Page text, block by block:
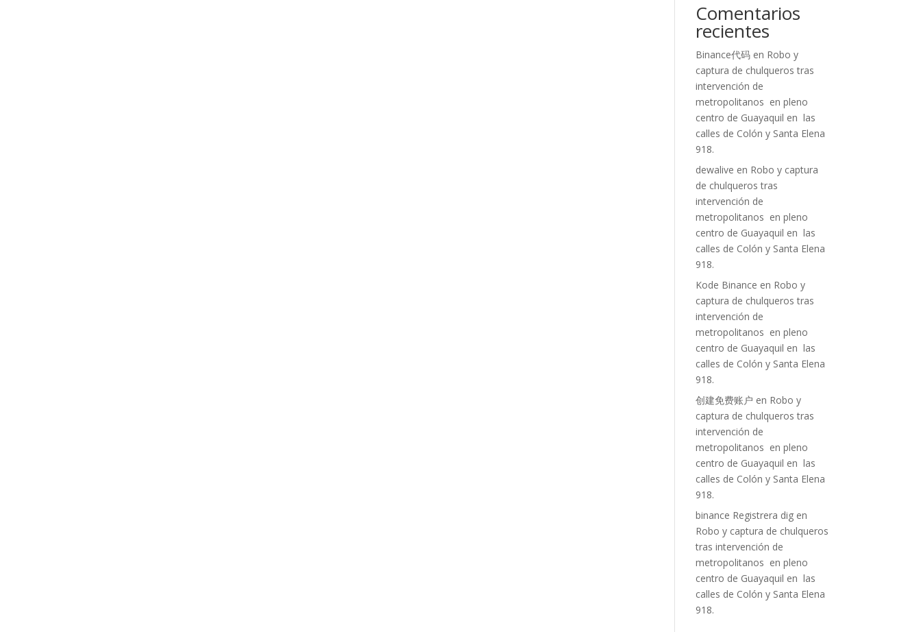
Comentarios
recientes
Binance代码 en Robo y
captura de chulqueros tras
intervención de
metropolitanos en pleno
centro de Guayaquil en las
calles de Colón y Santa Elena
918.
dewalive en Robo y captura
de chulqueros tras
intervención de
metropolitanos en pleno
centro de Guayaquil en las
calles de Colón y Santa Elena
918.
Kode Binance en Robo y
captura de chulqueros tras
intervención de
metropolitanos en pleno
centro de Guayaquil en las
calles de Colón y Santa Elena
918.
创建免费账户 en Robo y
captura de chulqueros tras
intervención de
metropolitanos en pleno
centro de Guayaquil en las
calles de Colón y Santa Elena
918.
binance Registrera dig en
Robo y captura de chulqueros
tras intervención de
metropolitanos en pleno
centro de Guayaquil en las
calles de Colón y Santa Elena
918.